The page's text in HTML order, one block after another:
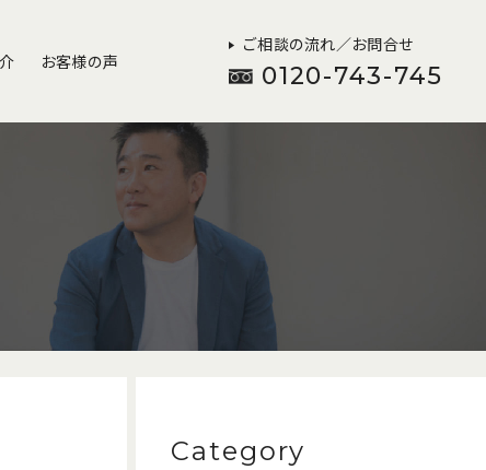
お客様の声
ご相談の流れ／お問合せ
0120-743-745
Category